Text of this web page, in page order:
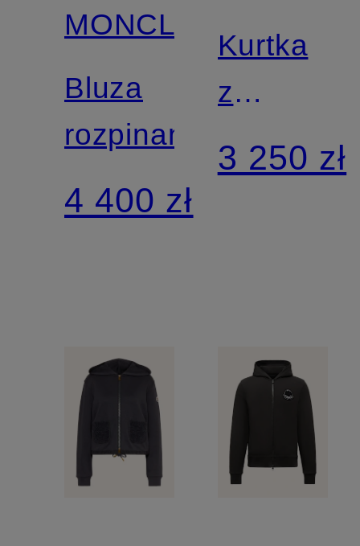
MONCLER
Bluza
rozpinana
4 400 zł
Kurtka
z
dżerseju
3 250 zł